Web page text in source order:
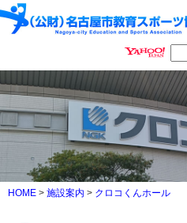
HOME > 施設案内 > クロコくんホール